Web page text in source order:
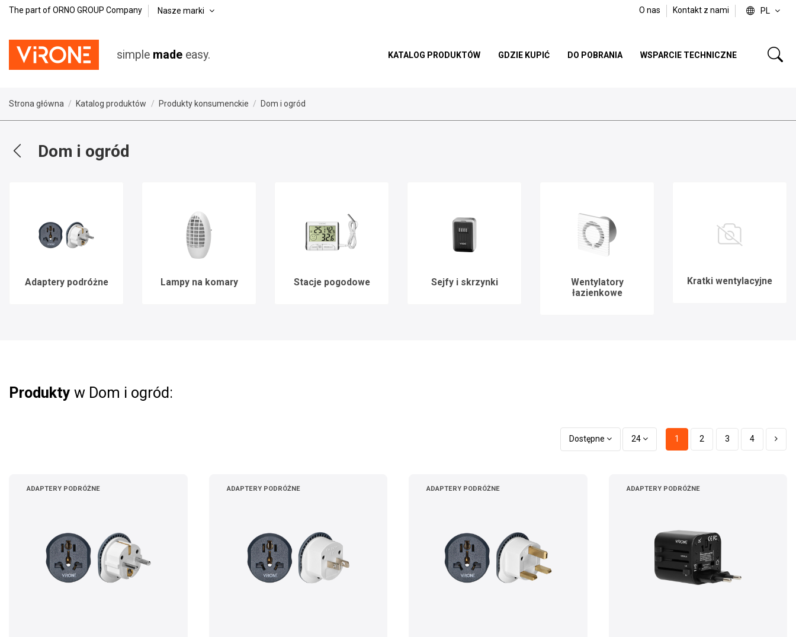
The part of ORNO GROUP Company Nasze marki O nas Kontakt z nami PL
simple made easy. KATALOG PRODUKTÓW GDZIE KUPIĆ DO POBRANIA WSPARCIE TECHNICZNE
Strona główna Katalog produktów Produkty konsumenckie Dom i ogród
Dom i ogród
Adaptery podróżne Lampy na komary Stacje pogodowe Sejfy i skrzynki
Wentylatory
łazienkowe
Kratki wentylacyjne
Produkty w Dom i ogród:
Dostępne 24 1 2 3 4
ADAPTERY PODRÓŻNE ADAPTERY PODRÓŻNE ADAPTERY PODRÓŻNE ADAPTERY PODRÓŻNE